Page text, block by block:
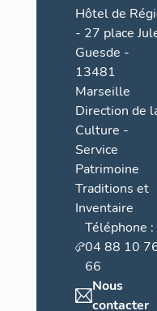
Hôtel de
- 27 place
Guesde -
13481
Marseille
Direction de
Culture -
Service
Patrimoine
Traditions et
Inventaire
Téléphone :
04 88 10
66
Nous
contacter